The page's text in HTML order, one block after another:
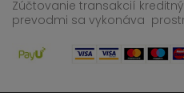
Zúčtovanie transakcií
prevodmi sa vykonáva